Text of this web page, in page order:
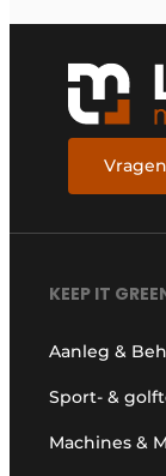
KEEP IT
Aanleg &
Sport- &
Machines &